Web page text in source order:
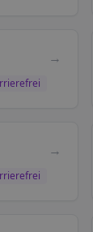
→
→